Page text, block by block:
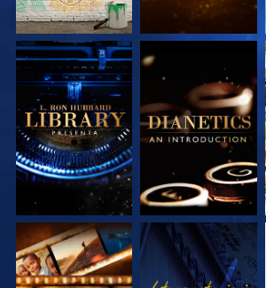
ESPLORA LE
SERIE
ESPLORA LE
SERIE
ESPLORA LE
GUARDA